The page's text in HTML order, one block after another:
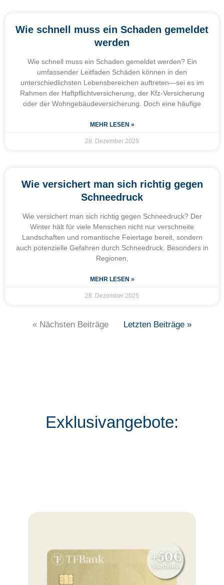
Wie schnell muss ein Schaden gemeldet
werden
Wie schnell muss ein Schaden gemeldet werden? Ein
umfassender Leitfaden Schäden können in den
unterschiedlichsten Lebensbereichen auftreten—sei es im
Rahmen der Haftpflichtversicherung, der Kfz-Versicherung
oder der Wohngebäudeversicherung. Doch eine häufige
MEHR LESEN »
28. Dezember 2025
Wie versichert man sich richtig gegen
Schneedruck
Wie versichert man sich richtig gegen Schneedruck? Der
Winter hält für viele Menschen nicht nur verschneite
Landschaften und romantische Feiertage bereit, sondern
auch potenzielle Gefahren durch Schneedruck. Besonders in
Regionen,
MEHR LESEN »
28. Dezember 2025
« Nächsten Beiträge Letzten Beiträge »
Exklusivangebote: